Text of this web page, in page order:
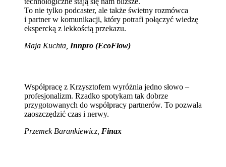
To nie tylko podcaster, ale także świetny rozmówca
i partner w komunikacji, który potrafi połączyć wiedzę
ekspercką z lekkością przekazu.
Maja Kuchta Innpro (EcoFlow)
Współpracę z Krzysztofem wyróżnia jedno słowo –
profesjonalizm. Rzadko spotykam tak dobrze
przygotowanych do współpracy partnerów. To pozwala
zaoszczędzić czas i nerwy.
Przemek Barankiewicz, Finax